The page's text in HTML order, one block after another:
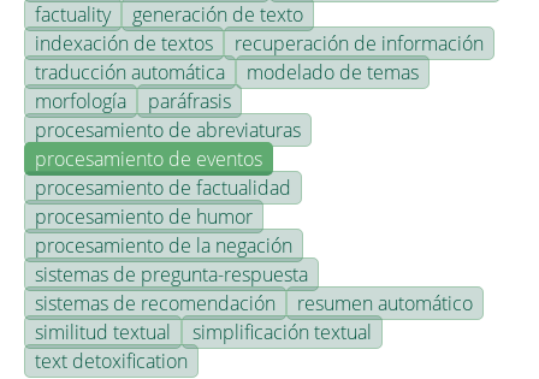
factuality
generación de texto
indexación de textos
recuperación de información
traducción automática
modelado de temas
morfología
paráfrasis
procesamiento de abreviaturas
procesamiento de eventos
procesamiento de factualidad
procesamiento de humor
procesamiento de la negación
sistemas de pregunta-respuesta
sistemas de recomendación
resumen automático
similitud textual
simplificación textual
text detoxification